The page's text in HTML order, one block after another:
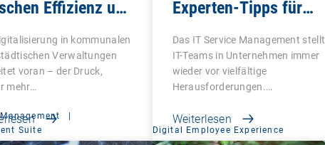
Effizienz und
in kommunalen
Verwaltungen
voran – der Druck,
mehr…
Experten-Tipps für
Das IT Service Management stellt
IT-Teams in Unternehmen immer
wieder vor vielfältige
Herausforderungen.…
Weiterlesen
|
Suite
Digital Employee Experience